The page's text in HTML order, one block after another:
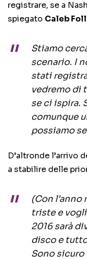
registrare, se a
spiegato Caleb
Stiamo
scenario. I
stati
vedremo di
se ci ispira.
comunque
possiamo
D’altronde l’arrivo
a stabilire delle
(Con
triste e
2016 sarà
disco e
Sono